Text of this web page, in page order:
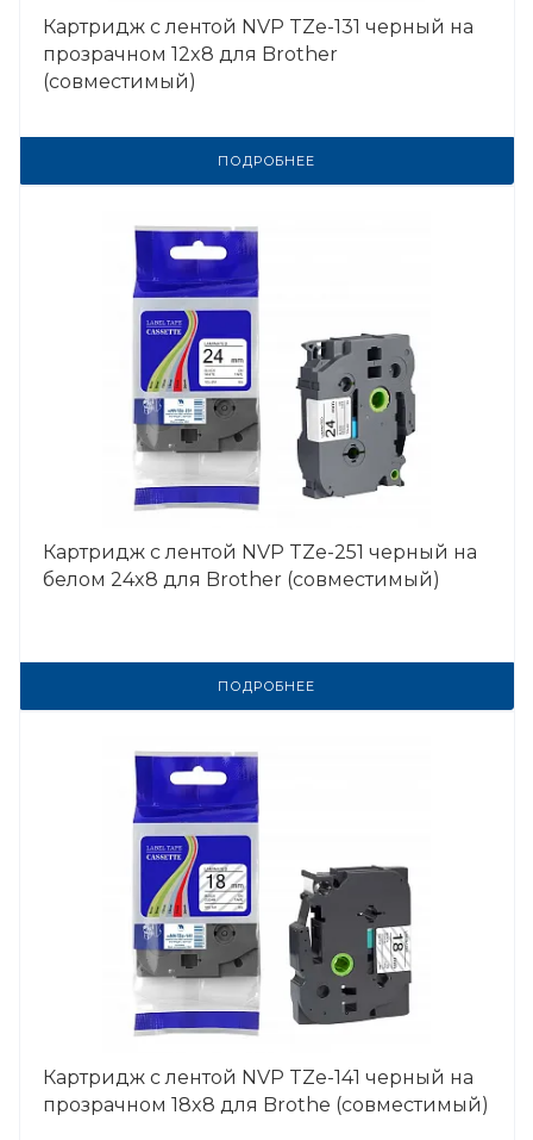
Картридж с лентой NVP TZe-131 черный на
прозрачном 12x8 для Brother
(совместимый)
ПОДРОБНЕЕ
Картридж с лентой NVP TZe-251 черный на
белом 24x8 для Brother (совместимый)
ПОДРОБНЕЕ
Картридж с лентой NVP TZe-141 черный на
прозрачном 18x8 для Brothe (совместимый)